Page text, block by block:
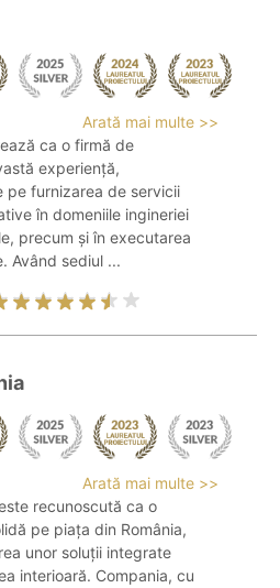
Arată mai multe >>
ca o firmă de
experiență,
pe furnizarea de servicii
în domeniile ingineriei
precum și în executarea
Având sediul ...
Arată mai multe >>
recunoscută ca o
pe piața din România,
unor soluții integrate
interioară. Compania, cu